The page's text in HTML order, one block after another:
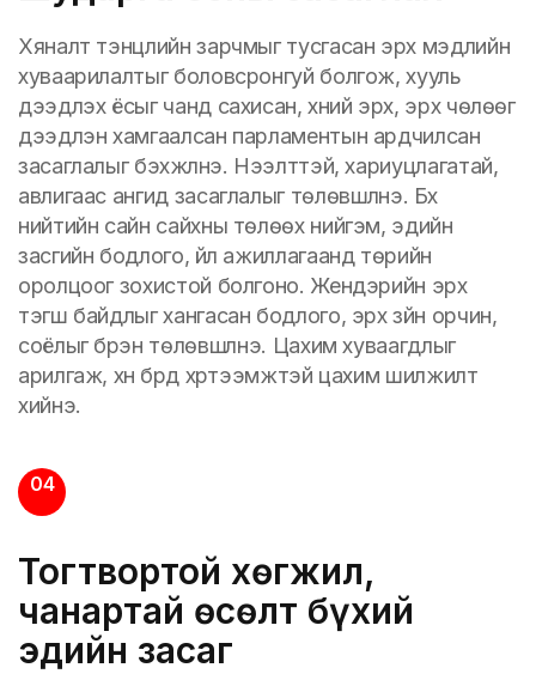
Хяналт тэнцлийн зарчмыг тусгасан эрх мэдлийн
хуваарилалтыг боловсронгуй болгож, хууль
дээдлэх ёсыг чанд сахисан, хүний эрх, эрх чөлөөг
дээдлэн хамгаалсан парламентын ардчилсан
засаглалыг бэхжүүлнэ. Нээлттэй, хариуцлагатай,
авлигаас ангид засаглалыг төлөвшүүлнэ. Бүх
нийтийн сайн сайхны төлөөх нийгэм, эдийн
засгийн бодлого, үйл ажиллагаанд төрийн
оролцоог зохистой болгоно. Жендэрийн эрх
тэгш байдлыг хангасан бодлого, эрх зүйн орчин,
соёлыг бүрэн төлөвшүүлнэ. Цахим хуваагдлыг
арилгаж, хүн бүрд хүртээмжтэй цахим шилжилт
хийнэ.
04
Тогтвортой хөгжил,
чанартай өсөлт бүхий
эдийн засаг